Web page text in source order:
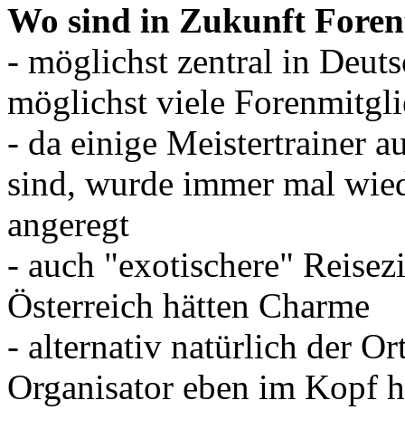
Wo sind in Zukunft
- möglichst zentral in
möglichst viele
- da einige Meistertrainer
sind, wurde immer mal
angeregt
- auch "exotischere"
Österreich hätten Charme
- alternativ natürlich der
Organisator eben im Kopf